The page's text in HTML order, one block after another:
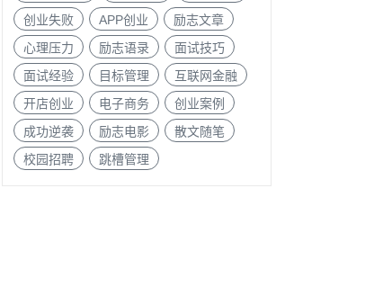
创业失败
APP创业
励志文章
心理压力
励志语录
面试技巧
面试经验
目标管理
互联网金融
开店创业
电子商务
创业案例
成功逆袭
励志电影
散文随笔
校园招聘
跳槽管理